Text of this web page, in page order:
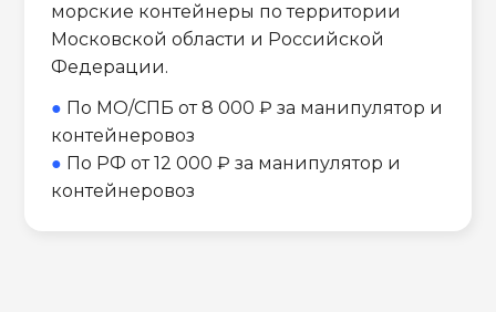
морские контейнеры по территории
Московской области и Российской
Федерации.
● По МО/СПБ от 8 000 ₽ за манипулятор и
контейнеровоз
● По РФ от 12 000 ₽ за манипулятор и
контейнеровоз